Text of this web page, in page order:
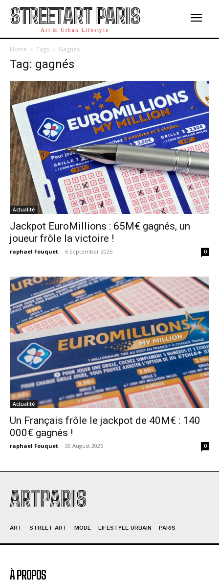
STREETART PARIS
Art & Urban Lifestyle
Home Tags Gagnés
Tag: gagnés
Actualité
Jackpot EuroMillions : 65M€ gagnés, un
joueur frôle la victoire !
raphael Fouquet - 6 September 2025 0
Actualité
Un Français frôle le jackpot de 40M€ : 140
000€ gagnés !
raphael Fouquet - 30 August 2025 0
ARTPARIS
ART STREET ART MODE LIFESTYLE URBAIN PARIS
À PROPOS